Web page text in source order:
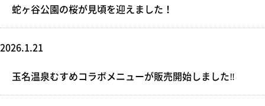
蛇ヶ谷公園の桜が見頃を迎えました！
2026.1.21
玉名温泉むすめコラボメニューが販売開始しました‼